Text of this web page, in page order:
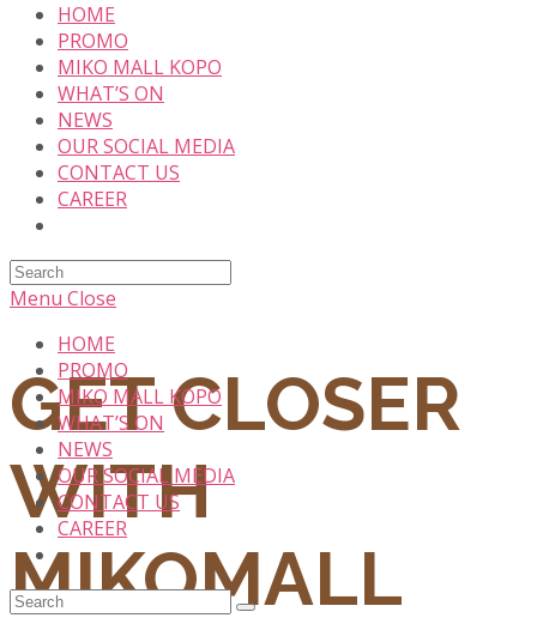
contentHOME
PROMO
MIKO MALL KOPO
WHAT’S ON
NEWS
OUR SOCIAL MEDIA
CONTACT US
CAREER
Search
this
Menu Close
HOME
PROMO
MIKO MALL KOPO
WHAT’S ON
NEWS
OUR SOCIAL MEDIA
CONTACT US
CAREER
GET CLOSER
WITH
MIKOMALL